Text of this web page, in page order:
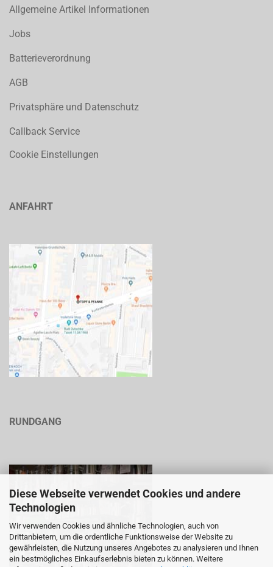
Diese Webseite verwendet Cookies und andere
Technologien
Wir verwenden Cookies und ähnliche Technologien, auch von
Drittanbietern, um die ordentliche Funktionsweise der Website zu
gewährleisten, die Nutzung unseres Angebotes zu analysieren und Ihnen
ein bestmögliches Einkaufserlebnis bieten zu können. Weitere
Allgemeine Artikel Informationen
Jobs
Batterieverordnung
AGB
Privatsphäre und Datenschutz
Callback Service
Cookie Einstellungen
ANFAHRT
RUNDGANG